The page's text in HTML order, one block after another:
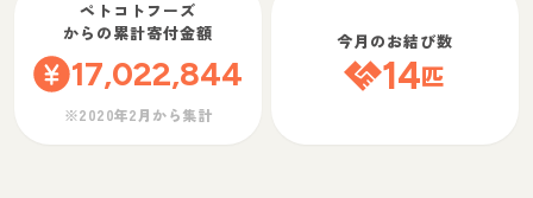
ペトコトフーズ
からの累計寄付金額
17,022,844
※2020年2月から集計
今月のお結び数
14匹